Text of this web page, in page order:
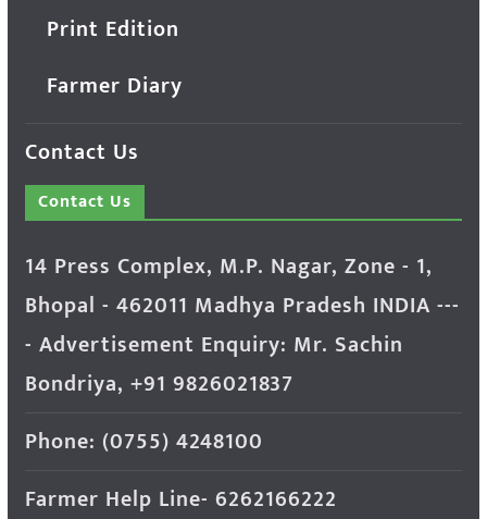
Print Edition
Farmer Diary
Contact Us
Contact Us
14 Press Complex, M.P. Nagar, Zone - 1,
Bhopal - 462011 Madhya Pradesh INDIA ---
- Advertisement Enquiry: Mr. Sachin
Bondriya, +91 9826021837
Phone: (0755) 4248100
Farmer Help Line- 6262166222